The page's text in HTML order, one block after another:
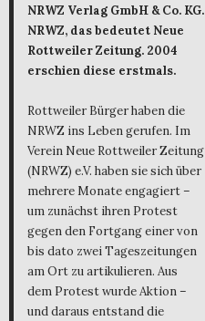
NRWZ Verlag GmbH & Co. KG.
NRWZ, das bedeutet Neue
Rottweiler Zeitung. 2004
erschien diese erstmals.
Rottweiler Bürger haben die
NRWZ ins Leben gerufen. Im
Verein Neue Rottweiler Zeitung
(NRWZ) e.V. haben sie sich über
mehrere Monate engagiert –
um zunächst ihren Protest
gegen den Fortgang einer von
bis dato zwei Tageszeitungen
am Ort zu artikulieren. Aus
dem Protest wurde Aktion –
und daraus entstand die